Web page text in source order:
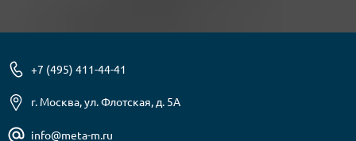
+7 (495) 411-44-41
г. Москва, ул. Флотская, д. 5А
info@meta-m.ru